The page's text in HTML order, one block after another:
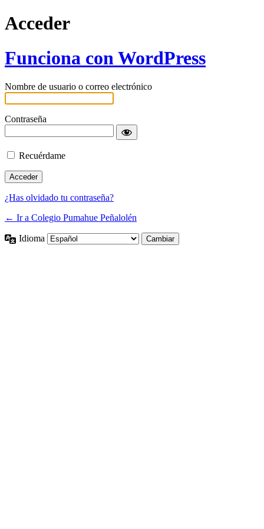
Acceder
Funciona con WordPress
Nombre de usuario o correo electrónico
Contraseña
Recuérdame
¿Has olvidado tu contraseña?
← Ir a Colegio Pumahue Peñalolén
Idioma